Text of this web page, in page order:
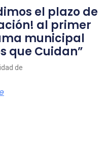
el plazo de
al primer
municipal
que Cuidan”
de